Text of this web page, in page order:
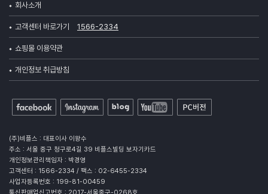
회사소개
고객센터 바로가기 1566-2334
쇼핑몰 이용약관
개인정보 취급방침
(주)비플스 : 대표이사 이왕수
주소 : 서울 중구 청구로4길 39 비플스빌딩 보자기카드
개인정보관리책임자 : 박경영
고객센터 : 1566-2334 / 팩스 : 02-6455-2334
사업자등록번호 : 199-81-00459